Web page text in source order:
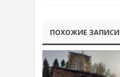
ПОХОЖИЕ ЗАПИСИ